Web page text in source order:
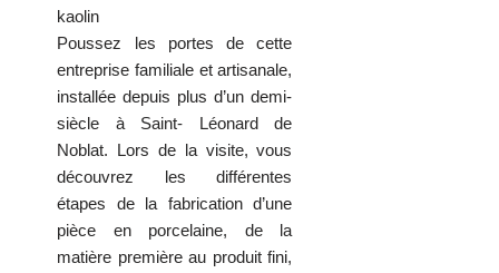
kaolin
Poussez les portes de cette
entreprise familiale et artisanale,
installée depuis plus d’un demi-
siècle à Saint- Léonard de
Noblat. Lors de la visite, vous
découvrez les différentes
étapes de la fabrication d’une
pièce en porcelaine, de la
matière première au produit fini,